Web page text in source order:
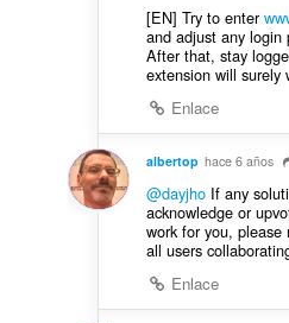
[EN] Try to enter
and adjust any login
After that, stay
extension will surely
Enlace
albertop hace 6 años
@dayjhoIf any
acknowledge or
work for you,
all users
Enlace